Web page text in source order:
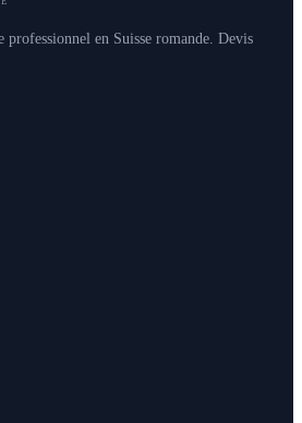
professionnel en Suisse romande. Devis